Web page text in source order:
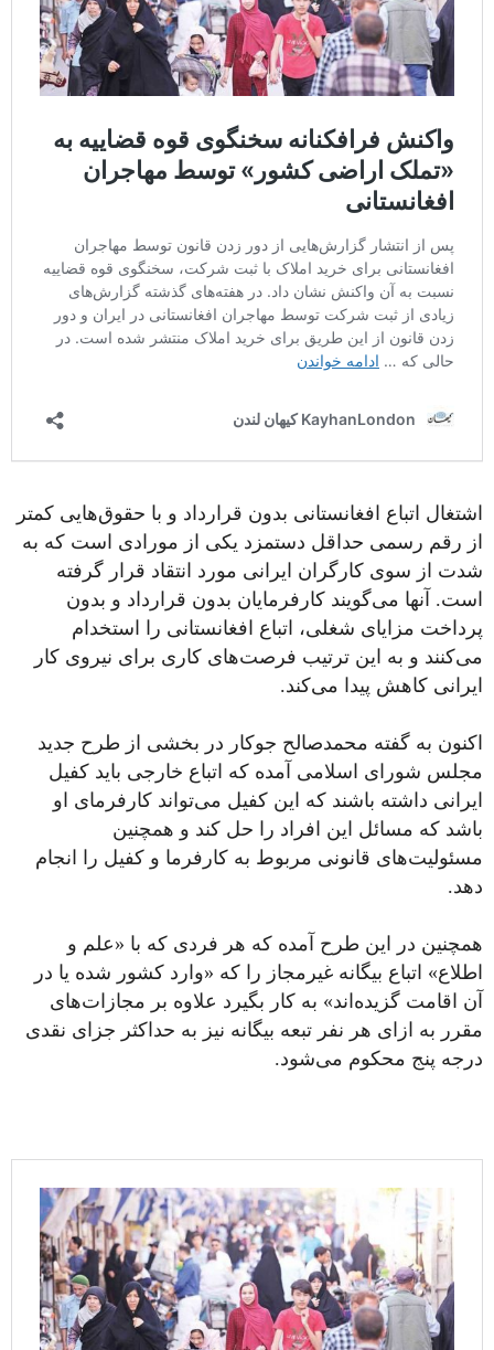
اشتغال اتباع افغانستانی بدون قرارداد و با حقوق‌هایی کمتر
از رقم رسمی حداقل دستمزد یکی از مورادی است که به
شدت از سوی کارگران ایرانی مورد انتقاد قرار گرفته
است. آنها می‌گویند کارفرمایان بدون قرارداد و بدون
پرداخت مزایای شغلی، اتباع افغانستانی را استخدام
می‌کنند و به این ترتیب فرصت‌های کاری برای نیروی کار
ایرانی کاهش پیدا می‌کند.
اکنون به گفته محمدصالح جوکار در بخشی از طرح جدید
مجلس شورای اسلامی آمده که اتباع خارجی باید کفیل
ایرانی داشته باشند که این کفیل می‌تواند کارفرمای او
باشد که مسائل این افراد را حل کند و همچنین
مسئولیت‌های قانونی مربوط به کارفرما و کفیل را انجام
دهد.
همچنین در این طرح آمده که هر فردی که با «علم و
اطلاع» اتباع بیگانه غیرمجاز را که «وارد کشور شده یا در
آن اقامت گزیده‌اند» به کار بگیرد علاوه بر مجازات‌های
مقرر به ازای هر نفر تبعه بیگانه نیز به حداکثر جزای نقدی
درجه پنج محکوم می‌شود.